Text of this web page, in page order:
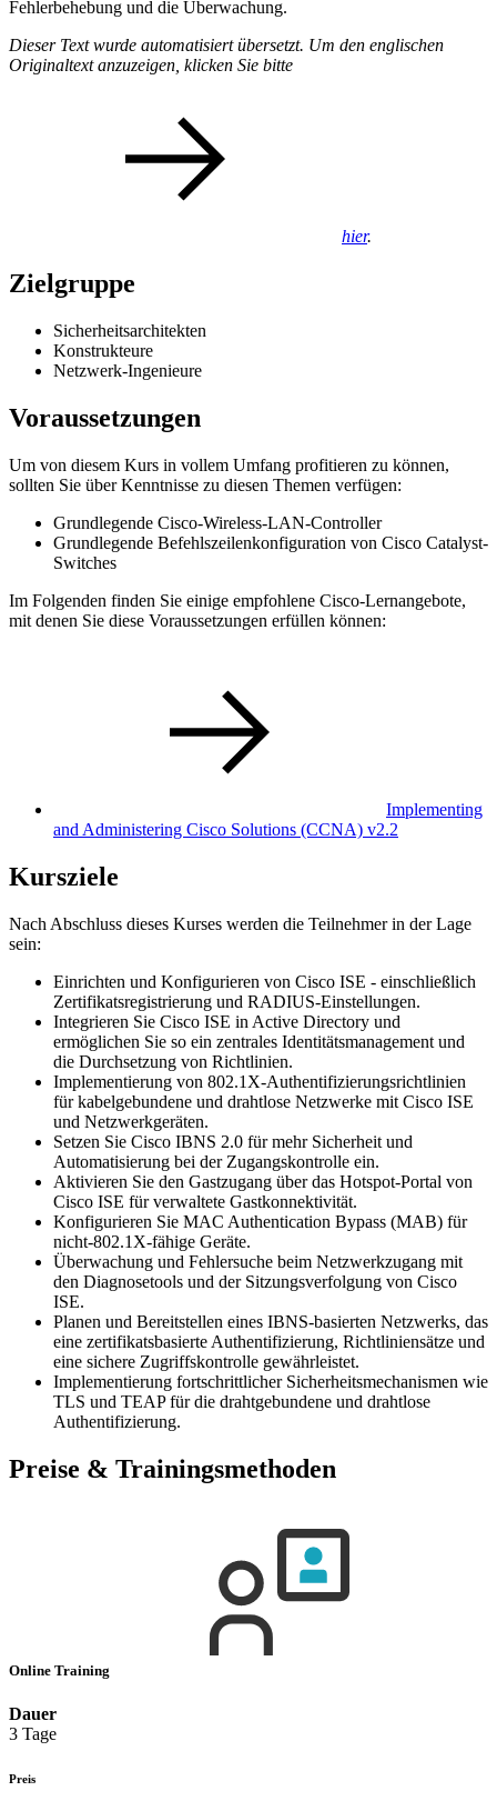
Fehlerbehebung und die Überwachung.
Dieser Text wurde automatisiert übersetzt. Um den englischen
Originaltext anzuzeigen, klicken Sie bitte
hier.
Zielgruppe
Sicherheitsarchitekten
Konstrukteure
Netzwerk-Ingenieure
Voraussetzungen
Um von diesem Kurs in vollem Umfang profitieren zu können,
sollten Sie über Kenntnisse zu diesen Themen verfügen:
Grundlegende Cisco-Wireless-LAN-Controller
Grundlegende Befehlszeilenkonfiguration von Cisco Catalyst-
Switches
Im Folgenden finden Sie einige empfohlene Cisco-Lernangebote,
mit denen Sie diese Voraussetzungen erfüllen können:
Implementing
and Administering Cisco Solutions (CCNA) v2.2
Kursziele
Nach Abschluss dieses Kurses werden die Teilnehmer in der Lage
sein:
Einrichten und Konfigurieren von Cisco ISE - einschließlich
Zertifikatsregistrierung und RADIUS-Einstellungen.
Integrieren Sie Cisco ISE in Active Directory und
ermöglichen Sie so ein zentrales Identitätsmanagement und
die Durchsetzung von Richtlinien.
Implementierung von 802.1X-Authentifizierungsrichtlinien
für kabelgebundene und drahtlose Netzwerke mit Cisco ISE
und Netzwerkgeräten.
Setzen Sie Cisco IBNS 2.0 für mehr Sicherheit und
Automatisierung bei der Zugangskontrolle ein.
Aktivieren Sie den Gastzugang über das Hotspot-Portal von
Cisco ISE für verwaltete Gastkonnektivität.
Konfigurieren Sie MAC Authentication Bypass (MAB) für
nicht-802.1X-fähige Geräte.
Überwachung und Fehlersuche beim Netzwerkzugang mit
den Diagnosetools und der Sitzungsverfolgung von Cisco
ISE.
Planen und Bereitstellen eines IBNS-basierten Netzwerks, das
eine zertifikatsbasierte Authentifizierung, Richtliniensätze und
eine sichere Zugriffskontrolle gewährleistet.
Implementierung fortschrittlicher Sicherheitsmechanismen wie
TLS und TEAP für die drahtgebundene und drahtlose
Authentifizierung.
Preise & Trainingsmethoden
Online Training
Dauer
3 Tage
Preis